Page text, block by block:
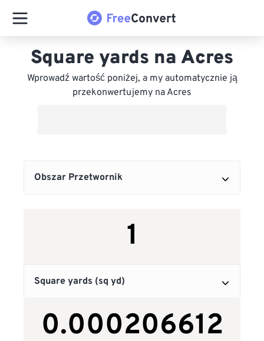
Square yards na Acres
Wprowadź wartość poniżej, a my automatycznie ją
przekonwertujemy na Acres